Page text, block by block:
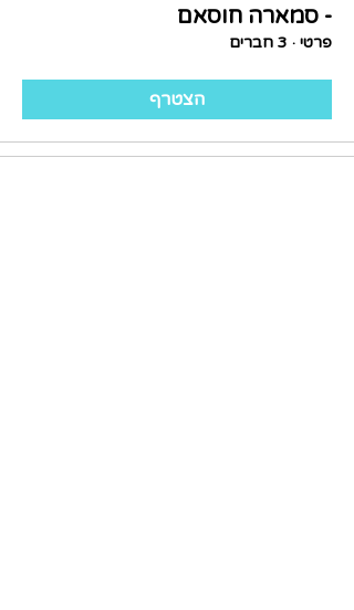
- סמארה חוסאם
פרטי · 3 חברים
הצטרף